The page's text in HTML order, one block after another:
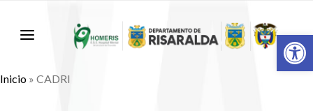
Inicio » CADRI